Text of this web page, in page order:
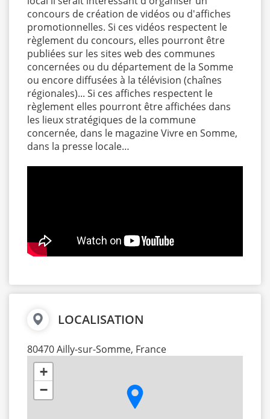
concours de création de vidéos ou d'affiches
promotionnelles. Si ces vidéos respectent le
règlement du concours, elles pourront être
publiées sur les sites web des communes
concernées ou du département de la Somme
ou encore diffusées à la télévision (chaînes
régionales)... Si ces affiches respectent le
règlement elles pourront être affichées dans
les lieux stratégiques de la commune
concernée, dans le magazine Vivre en Somme,
dans la presse locale…
LOCALISATION
80470 Ailly-sur-Somme, France
+
−